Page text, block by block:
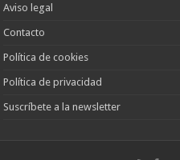
Aviso legal
Contacto
Política de cookies
Política de privacidad
Suscríbete a la newsletter